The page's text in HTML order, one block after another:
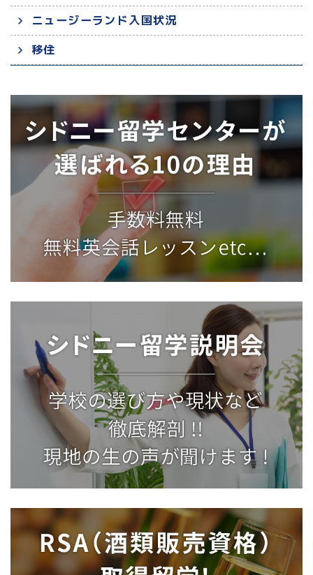
ニュージーランド入国状況
移住